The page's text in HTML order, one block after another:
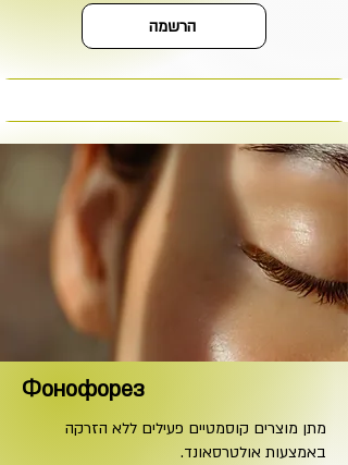
הרשמה
Фонофорез
מתן מוצרים קוסמטיים פעילים ללא הזרקה
באמצעות אולטרסאונד.